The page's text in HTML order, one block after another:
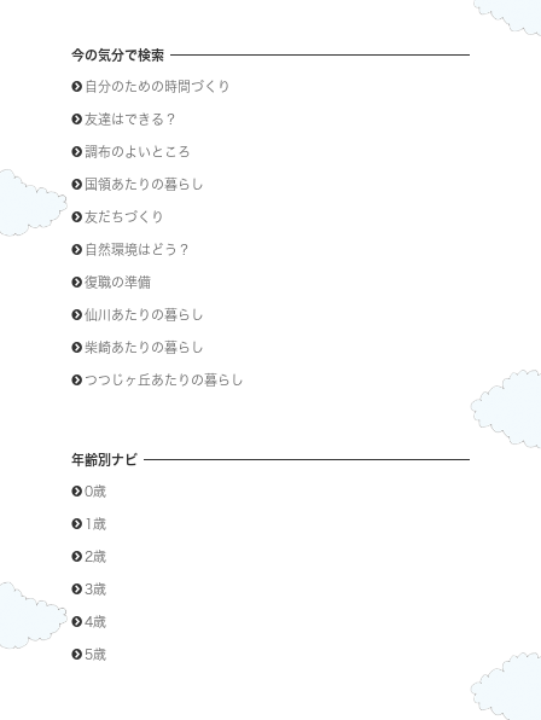
今の気分で検索
自分のための時間づくり
友達はできる？
調布のよいところ
国領あたりの暮らし
友だちづくり
自然環境はどう？
復職の準備
仙川あたりの暮らし
柴崎あたりの暮らし
つつじヶ丘あたりの暮らし
年齢別ナビ
0歳
1歳
2歳
3歳
4歳
5歳